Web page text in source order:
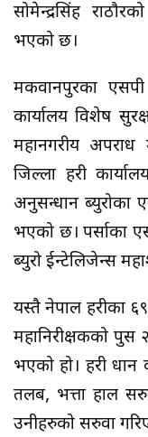
सोमेन्द्रसिंह
भएको छ।
मकवानपुरका एसपी
कार्यालय विशेष
महानगरीय अपराध
जिल्ला प्रहरी
अनुसन्धान ब्युरोका
भएको छ। पर्साका
ब्युरो ईन्टेलिजेन्स
यस्तै नेपाल प्रहरीका
महानिरीक्षकको पुस
भएको हो। प्रहरी
तलब, भत्ता हाल
उनीहरुको सरुवा